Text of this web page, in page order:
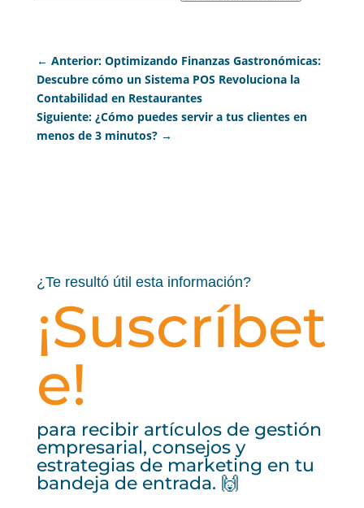
← Anterior: Optimizando Finanzas Gastronómicas:
Descubre cómo un Sistema POS Revoluciona la
Contabilidad en Restaurantes
Siguiente: ¿Cómo puedes servir a tus clientes en
menos de 3 minutos?→
¿Te resultó útil esta información?
¡Suscríbet
e!
para recibir artículos de gestión
empresarial, consejos y
estrategias de marketing en tu
bandeja de entrada. 🙌